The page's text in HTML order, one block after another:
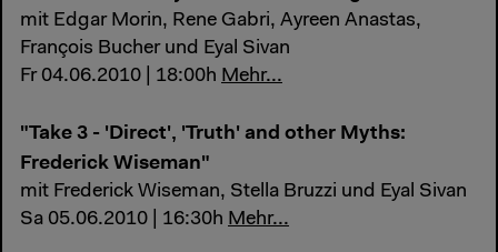
mit Edgar Morin, Rene Gabri, Ayreen Anastas,
François Bucher und Eyal Sivan
Fr 04.06.2010 | 18:00h Mehr...
"Take 3 - 'Direct', 'Truth' and other Myths:
Frederick Wiseman"
mit Frederick Wiseman, Stella Bruzzi und Eyal Sivan
Sa 05.06.2010 | 16:30h Mehr...